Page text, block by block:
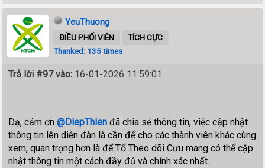
YeuThuong
ĐIỀU PHỐI VIÊN
TÍCH CỰC
Thanked: 135 times
Trả lời #97 vào: 16-01-2026 11:59:01
Dạ, cảm ơn@DiepThien đã chia sẻ thông tin, việc cập nhật
thông tin lên diễn đàn là cần để cho các thành viên khác cùng
xem, quan trọng hơn là để Tổ Theo dõi Cưu mang có thể cập
nhật thông tin một cách đầy đủ và chính xác nhất.